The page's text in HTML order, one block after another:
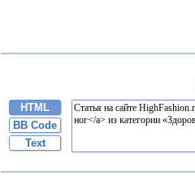
HTML
BB Code
Text